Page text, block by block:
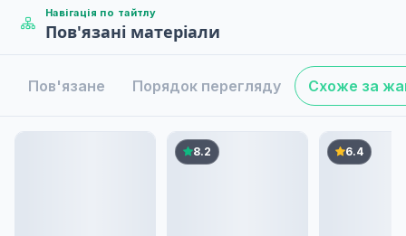
Навігація по тайтлу
Пов'язані матеріали
Пов'язане Порядок перегляду Схоже за
8.2 6.4